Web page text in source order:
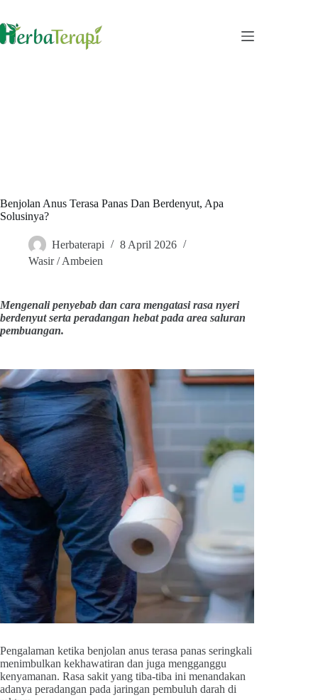
content
Benjolan Anus Terasa Panas Dan Berdenyut, Apa
Solusinya?
Herbaterapi
8 April 2026
Wasir / Ambeien
Mengenali penyebab dan cara mengatasi rasa nyeri
berdenyut serta peradangan hebat pada area saluran
pembuangan.
Pengalaman ketika benjolan anus terasa panas seringkali
menimbulkan kekhawatiran dan juga mengganggu
kenyamanan. Rasa sakit yang tiba-tiba ini menandakan
adanya peradangan pada jaringan pembuluh darah di